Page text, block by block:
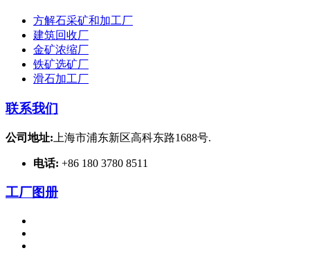
方解石采矿和加工厂
建筑回收厂
金矿浓缩厂
铁矿选矿厂
滑石加工厂
联系我们
公司地址: 上海市浦东新区高科东路1688号.
电话: +86 180 3780 8511
工厂图册